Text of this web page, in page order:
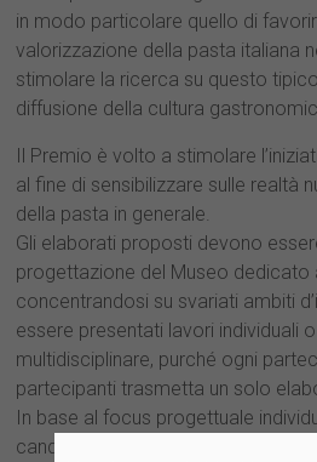
in modo particolare quello di
valorizzazione della pasta italiana
stimolare la ricerca su questo
diffusione della cultura
Il Premio è volto a stimolare
al fine di sensibilizzare sulle realtà
della pasta in generale.
Gli elaborati proposti devono
progettazione del Museo dedicato
concentrandosi su svariati ambiti
essere presentati lavori individuali
multidisciplinare, purché ogni
partecipanti trasmetta un solo
In base al focus progettuale
candidato, si riportano di seguito